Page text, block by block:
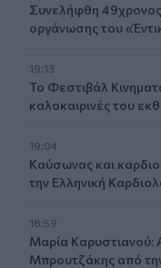
Συνελήφθη
οργάνωσης του
19:13
Το Φεστιβάλ
καλοκαιρινές του
19:04
Καύσωνας και
την Ελληνική
18:59
Μαρία Καρυστιανού:
Μπρουτζάκης από